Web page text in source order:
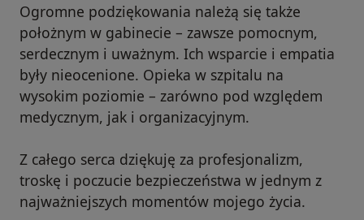
Ogromne podziękowania należą się także
położnym w gabinecie – zawsze pomocnym,
serdecznym i uważnym. Ich wsparcie i empatia
były nieocenione. Opieka w szpitalu na
wysokim poziomie – zarówno pod względem
medycznym, jak i organizacyjnym.
Z całego serca dziękuję za profesjonalizm,
troskę i poczucie bezpieczeństwa w jednym z
najważniejszych momentów mojego życia.